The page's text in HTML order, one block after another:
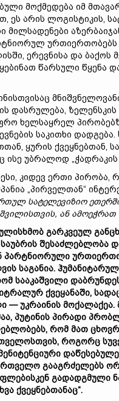
მოქმედება იმ
არის ლოგისტიკის,
მილსადენები
ურთიერთობებს
ერევნისა და
წარსული წყენა
დასრულება, ზელენსკის
ხელსაყრელ
საკითხი
ყურის ქვეყნებთან,
ისე უბრალოდ
კიდევ ერთი
„პირველთან“
სატელევიზიო
, ან ამოეჭრათ
გარკვეულ
საუბრის შესაძლებლობა
პარტნიორული
საგანია.
სააკაშვილი
ქვეყანაში,
—უკრაინის მოქალაქეა.
, პუტინის პირადი
, რომ მათ
, როგორც
გააგრძელებს
გადადგმული
ქვეყნებთანაც“.